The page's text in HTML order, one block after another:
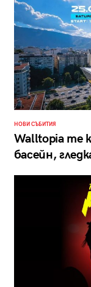
НОВИ СЪБИТИЯ
Walltopia те
басейн,